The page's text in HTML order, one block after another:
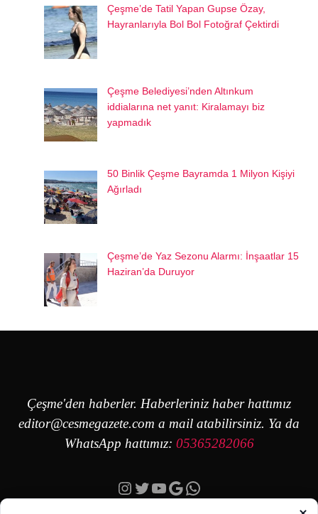
Çeşme’de Tatil Yapan Gupse Özay,
Hayranlarıyla Bol Bol Fotoğraf Çektirdi
Çeşme Belediyesi’nden Altınkum
iddialarına net yanıt: Kiralamayı biz
yapmadık
50 Binlik Çeşme Bayramda 1 Milyon Kişiyi
Ağırladı
Çeşme’de Yaz Sezonu Alarmı: İnşaatlar 15
Haziran’da Duruyor
Çeşme'den haberler. Haberleriniz haber hattımız
editor@cesmegazete.com a mail atabilirsiniz. Ya da
WhatsApp hattımız: 05365282066
Instagram
Twitter
YouTube
Google
https://wa.me/